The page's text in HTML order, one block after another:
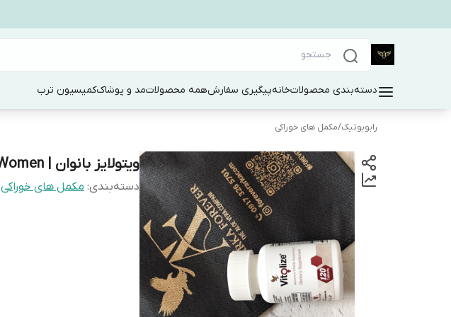
دسته‌بندی محصولاتخانهپیگیری سفارشهمه محصولاتمد و پوشاککمیسیون ترب
رابوبوتیک/مکمل های خوراکی
ویتولایز بانوان | Vitolize for Women
دسته‌بندی: مکمل های خوراکی